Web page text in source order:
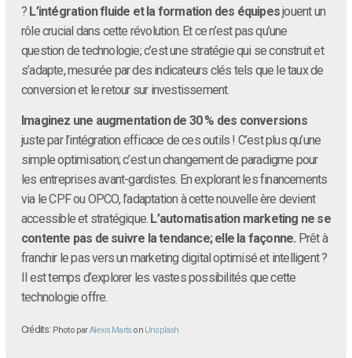
? L’intégration fluide et la formation des équipesjouent un
rôle crucial dans cette révolution. Et ce n’est pas qu’une
question de technologie; c’est une stratégie qui se construit et
s’adapte, mesurée par des indicateurs clés tels que le taux de
conversion et le retour sur investissement.
Imaginez une augmentation de 30 % des conversions
juste par l’intégration efficace de ces outils ! C’est plus qu’une
simple optimisation; c’est un changement de paradigme pour
les entreprises avant-gardistes. En explorant les financements
via le CPF ou OPCO, l’adaptation à cette nouvelle ère devient
accessible et stratégique. L’automatisation marketing ne se
contente pas de suivre la tendance; elle la façonne. Prêt à
franchir le pas vers un marketing digital optimisé et intelligent ?
Il est temps d’explorer les vastes possibilités que cette
technologie offre.
Crédits: Photo parAlexis Martson Unsplash